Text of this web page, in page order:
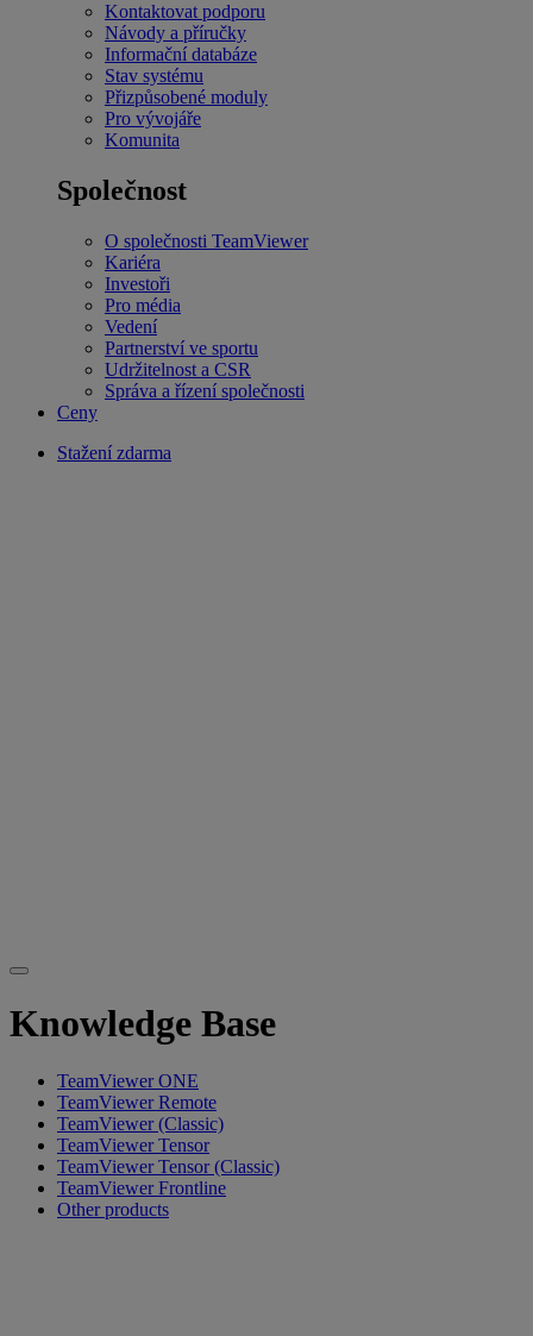
Kontaktovat podporu
Návody a příručky
Informační databáze
Stav systému
Přizpůsobené moduly
Pro vývojáře
Komunita
Společnost
O společnosti TeamViewer
Kariéra
Investoři
Pro média
Vedení
Partnerství ve sportu
Udržitelnost a CSR
Správa a řízení společnosti
Ceny
Stažení zdarma
Knowledge Base
TeamViewer ONE
TeamViewer Remote
TeamViewer (Classic)
TeamViewer Tensor
TeamViewer Tensor (Classic)
TeamViewer Frontline
Other products